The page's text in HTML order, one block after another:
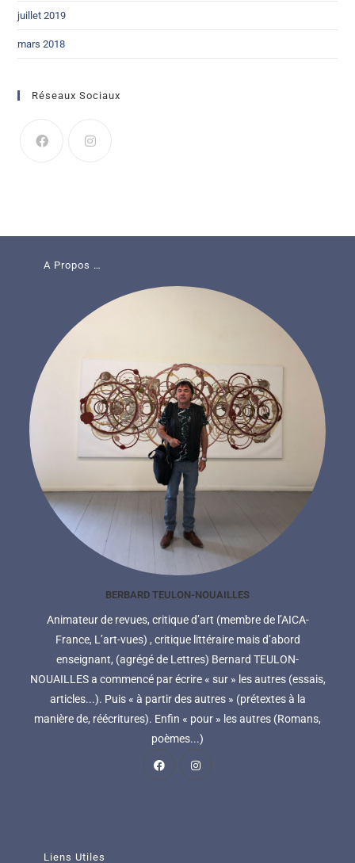
juillet 2019
mars 2018
Réseaux Sociaux
A Propos …
BERBARD TEULON-NOUAILLES
Animateur de revues, critique d’art (membre de l’AICA-
France, L’art-vues) , critique littéraire mais d’abord
enseignant, (agrégé de Lettres) Bernard TEULON-
NOUAILLES a commencé par écrire « sur » les autres (essais,
articles...). Puis « à partir des autres » (prétextes à la
manière de, réécritures). Enfin « pour » les autres (Romans,
poèmes...)
Liens Utiles